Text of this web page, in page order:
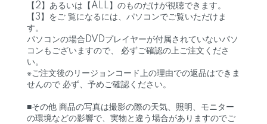
【2】あるいは【ALL】のものだけが視聴できます。
【3】をご 覧になるには、パソコンでご覧いただけま
す。
パソコンの場合DVDプレイヤーが付属されていないパソ
コンもございますので、 必ずご確認の上ご注文くださ
い。
※ご注文後のリージョンコード上の理由での返品はできま
せんので 必ず、予めご確認ください。
■その他 商品の写真は撮影の際の天気、照明、モニター
の環境などの影響で、実物と違う場合がありますのでご